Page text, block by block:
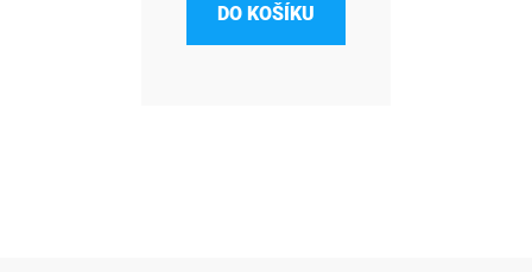
DO KOŠÍKU